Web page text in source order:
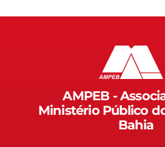
AMPEB -
Ministério Público
Bahia